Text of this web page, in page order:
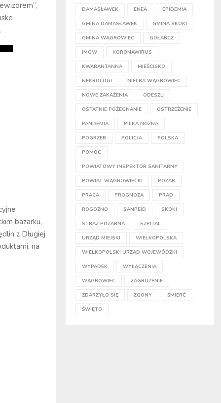
bazarku,
z Długiej
na
DAMASŁAWEK ENEA EPIDEMIA
GMINA DAMASŁAWEK GMINA SKOKI
GMINA WĄGROWIEC GOŁAŃCZ
IMGW KORONAWIRUS
KWARANTANNA MIEŚCISKO
NEKROLOGI NIELBA WĄGROWIEC
NOWE ZAKAŻENIA ODESZLI
OSTATNIE POŻEGNANIE OSTRZEŻENIE
PANDEMIA PIŁKA NOŻNA
POGRZEB POLICJA POLSKA
POMOC
POWIATOWY INSPEKTOR SANITARNY
POWIAT WĄGROWIECKI POŻAR
PRACA PROGNOZA PRĄD
ROGOŹNO SANPEID SKOKI
STRAŻ POŻARNA SZPITAL
URZĄD MIEJSKI WIELKOPOLSKA
WIELKOPOLSKI URZĄD WOJEWÓDZKI
WYPADEK WYŁĄCZENIA
WĄGROWIEC ZAGROŻENIE
ZDARZYŁO SIĘ ZGONY ŚMIERĆ
ŚWIĘTO